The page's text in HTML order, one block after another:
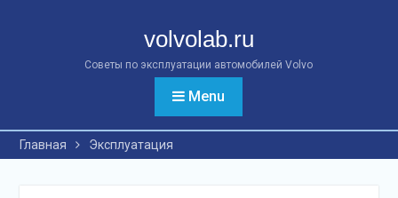
volvolab.ru
Советы по эксплуатации автомобилей Volvo
Menu
Главная Эксплуатация